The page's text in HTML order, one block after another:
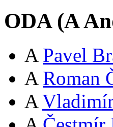
ODA (A
A Pavel
A Roman
A